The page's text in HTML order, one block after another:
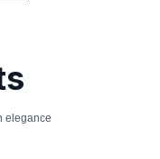
elegance